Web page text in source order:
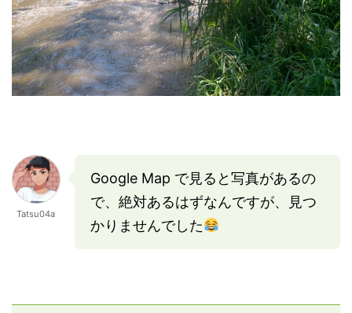
Tatsu04a
Google Map で見ると写真があるの
で、絶対あるはずなんですが、見つ
かりませんでした